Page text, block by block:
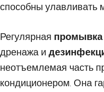
способны улавливать
Регулярная промывка
дренажа и
неотъемлемая часть
кондиционером. Она